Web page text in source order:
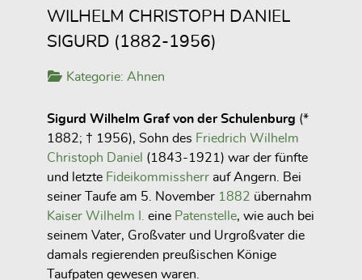
WILHELM CHRISTOPH DANIEL
SIGURD (1882-1956)
Kategorie: Ahnen
Sigurd Wilhelm Graf von der Schulenburg (*
1882; † 1956), Sohn des Friedrich Wilhelm
Christoph Daniel (1843-1921) war der fünfte
und letzte Fideikommissherr auf Angern. Bei
seiner Taufe am 5. November 1882 übernahm
Kaiser Wilhelm I.
eine Patenstelle, wie auch bei
seinem Vater, Großvater und Urgroßvater die
damals regierenden preußischen Könige
Taufpaten gewesen waren.